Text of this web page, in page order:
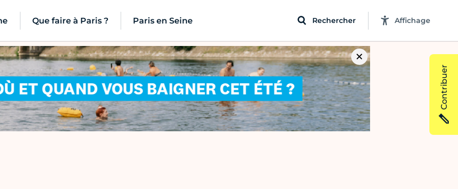
Que faire à Paris ? Paris en Seine Rechercher Affichage
Contribuer